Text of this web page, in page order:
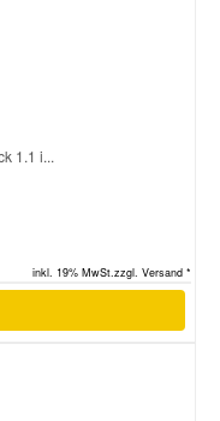
1.1 i...
inkl. 19% MwSt.zzgl. Versand *